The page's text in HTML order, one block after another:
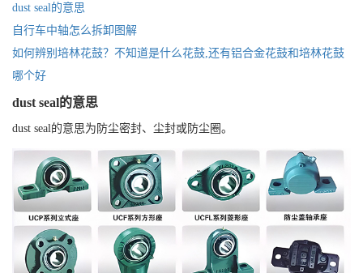
dust seal的意思
自行车中轴怎么拆卸图解
如何辨别培林花鼓？不知道是什么花鼓,还有铝合金花鼓和培林花鼓
哪个好
dust seal的意思
dust seal的意思为防尘密封、尘封或防尘圈。